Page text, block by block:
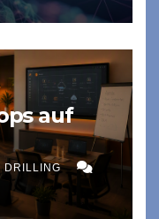
auf
DRILLING